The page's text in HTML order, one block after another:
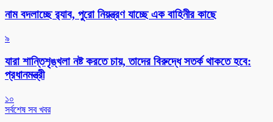
নাম বদলাচ্ছে র‌্যাব, পুরো নিয়ন্ত্রণ যাচ্ছে এক বাহিনীর কাছে
৯
যারা শান্তিশৃঙ্খলা নষ্ট করতে চায়, তাদের বিরুদ্ধে সতর্ক থাকতে হবে:
প্রধানমন্ত্রী
১০
সর্বশেষ সব খবর